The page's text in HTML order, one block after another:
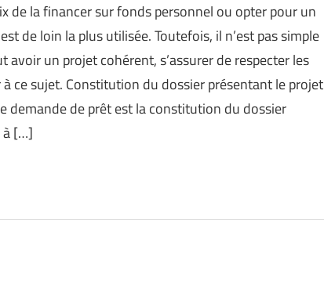
de la financer sur fonds personnel ou opter pour un
de loin la plus utilisée. Toutefois, il n’est pas simple
avoir un projet cohérent, s’assurer de respecter les
à ce sujet. Constitution du dossier présentant le projet
demande de prêt est la constitution du dossier
à […]